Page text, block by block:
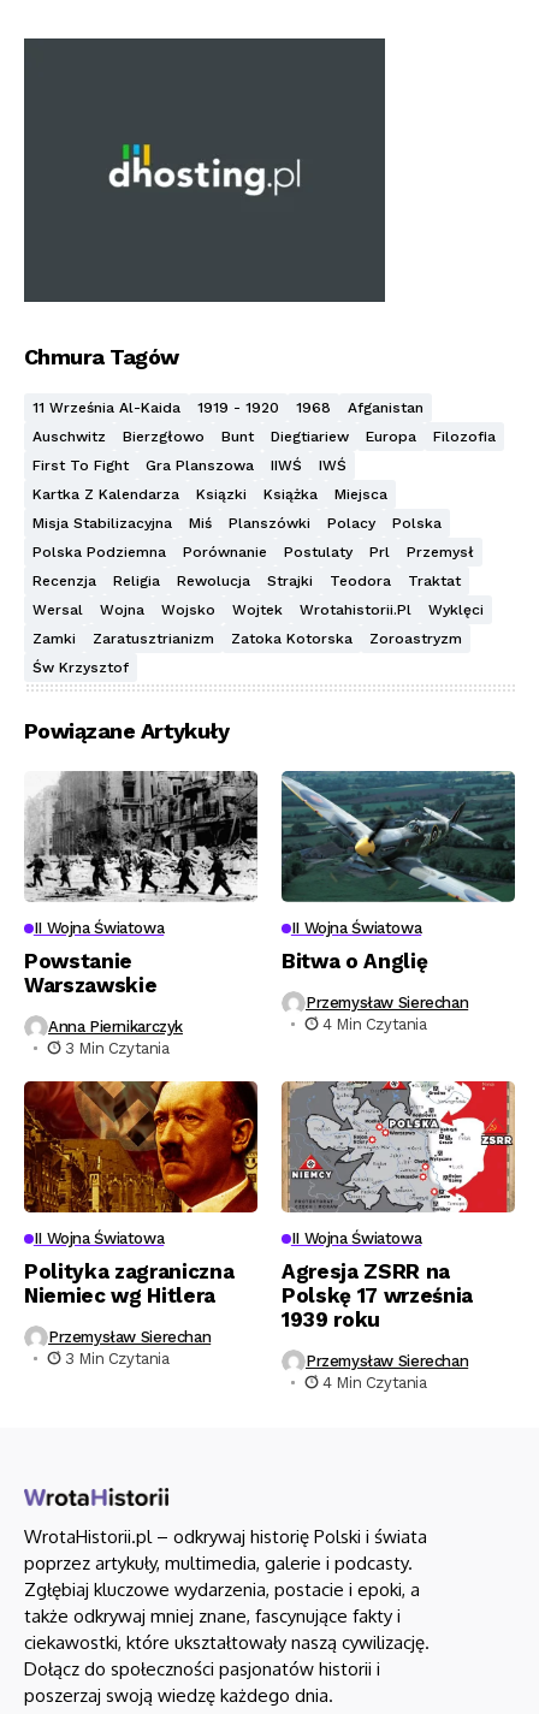
Chmura Tagów
11 Września Al-Kaida 1919 - 1920 1968
Afganistan
Auschwitz
Bierzgłowo Bunt Diegtiariew Europa
Filozofia
First To Fight
Gra Planszowa IIWŚ
IWŚ
Kartka Z Kalendarza
Ksiązki Książka
Miejsca
Misja Stabilizacyjna
Miś Planszówki Polacy
Polska
Polska Podziemna
Porównanie Postulaty Prl
Przemysł
Recenzja
Religia Rewolucja Strajki Teodora
Traktat
Wersal
Wojna Wojsko Wojtek Wrotahistorii.pl
Wyklęci
Zamki
Zaratusztrianizm Zatoka Kotorska
Zoroastryzm
Św Krzysztof
Powiązane Artykuły
II Wojna Światowa
Powstanie
Warszawskie
Anna Piernikarczyk
3 Min Czytania
II Wojna Światowa
Bitwa o Anglię
Przemysław Sierechan
4 Min Czytania
II Wojna Światowa
Polityka zagraniczna
Niemiec wg Hitlera
Przemysław Sierechan
3 Min Czytania
II Wojna Światowa
Agresja ZSRR na
Polskę 17 września
1939 roku
Przemysław Sierechan
4 Min Czytania
WrotaHistorii.pl – odkrywaj historię Polski i świata
poprzez artykuły, multimedia, galerie i podcasty.
Zgłębiaj kluczowe wydarzenia, postacie i epoki, a
także odkrywaj mniej znane, fascynujące fakty i
ciekawostki, które ukształtowały naszą cywilizację.
Dołącz do społeczności pasjonatów historii i
poszerzaj swoją wiedzę każdego dnia.